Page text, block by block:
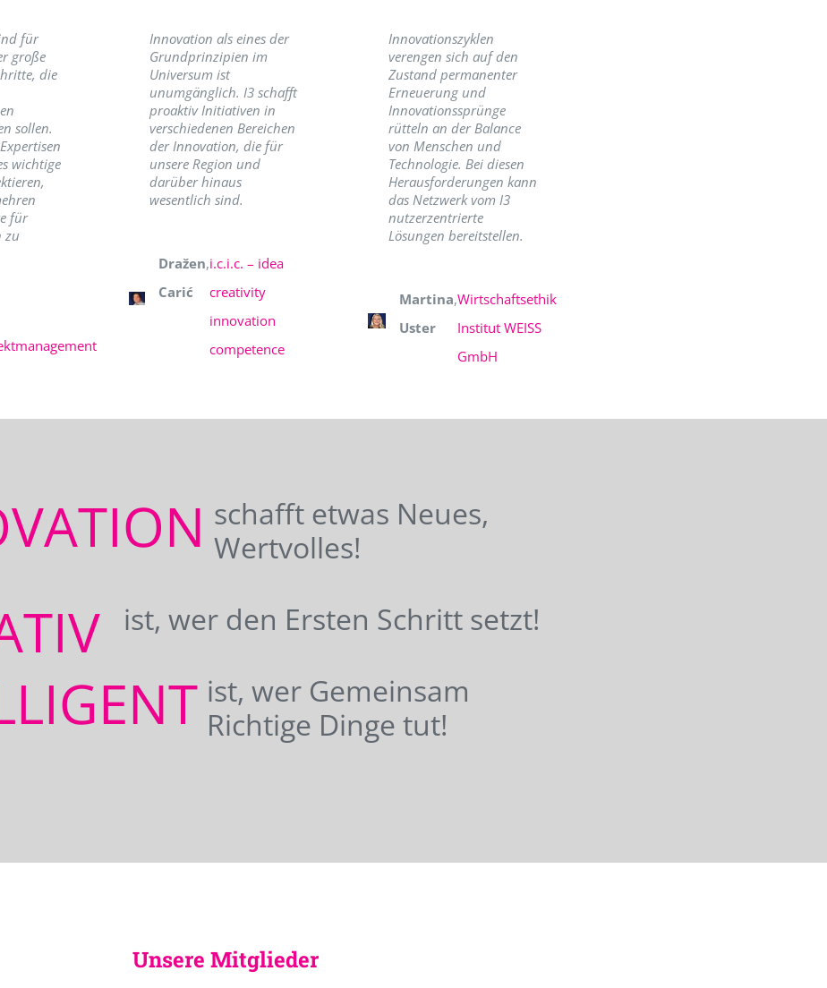
für
große
die
sollen.
wichtige
für
zu
Innovation als eines der
Grundprinzipien im
Universum ist
unumgänglich. I3 schafft
proaktiv Initiativen in
verschiedenen Bereichen
der Innovation, die für
unsere Region und
darüber hinaus
wesentlich sind.
Dražen
Carić
,i.c.i.c. – idea
creativity
innovation
competence
Innovationszyklen
verengen sich auf den
Zustand permanenter
Erneuerung und
Innovationssprünge
rütteln an der Balance
von Menschen und
Technologie. Bei diesen
Herausforderungen kann
das Netzwerk vom I3
nutzerzentrierte
Lösungen bereitstellen.
Martina
Uster
,Wirtschaftsethik
Institut WEISS
GmbH
schafft etwas Neues,
Wertvolles!
ist, wer den Ersten Schritt setzt!
ist, wer Gemeinsam
Richtige Dinge tut!
Unsere Mitglieder